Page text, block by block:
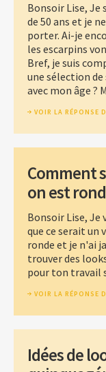
Bonsoir Lise, Je
de 50 ans et je
porter. Ai-je
les escarpins
Bref, je suis
une sélection
avec mon âge ?
VOIR LA RÉPONSE
Comment
on est
Bonsoir Lise, Je
que ce serait un
ronde et je n'ai
trouver des
pour ton travail
VOIR LA RÉPONSE
Idées de